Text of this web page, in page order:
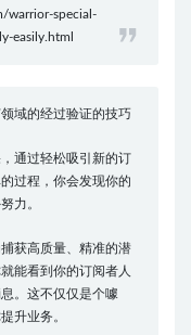
warrior-special-
easily.html
域的经过验证的技巧
通过轻松吸引新的订
过程，你会发现你的
力。
获高质量、精准的潜
能看到你的订阅者人
。这不仅仅是个噱
升业务。